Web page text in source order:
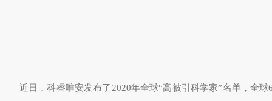
近日，科睿唯安发布了2020年全球“高被引科学家”名单，全球